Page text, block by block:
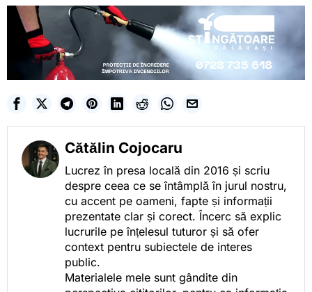
Cătălin Cojocaru
Lucrez în presa locală din 2016 și scriu
despre ceea ce se întâmplă în jurul nostru,
cu accent pe oameni, fapte și informații
prezentate clar și corect. Încerc să explic
lucrurile pe înțelesul tuturor și să ofer
context pentru subiectele de interes
public.
Materialele mele sunt gândite din